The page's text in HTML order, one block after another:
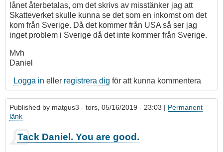
lånet återbetalas, om det skrivs av misstänker jag att
Skatteverket skulle kunna se det som en inkomst om det
kom från Sverige. Då det kommer från USA så ser jag
inget problem i Sverige då det inte kommer från Sverige.
Mvh
Daniel
Logga in eller registrera dig för att kunna kommentera
Published by matgus3 - tors, 05/16/2019 - 23:03 | Permanent
länk
Tack Daniel. You are good.